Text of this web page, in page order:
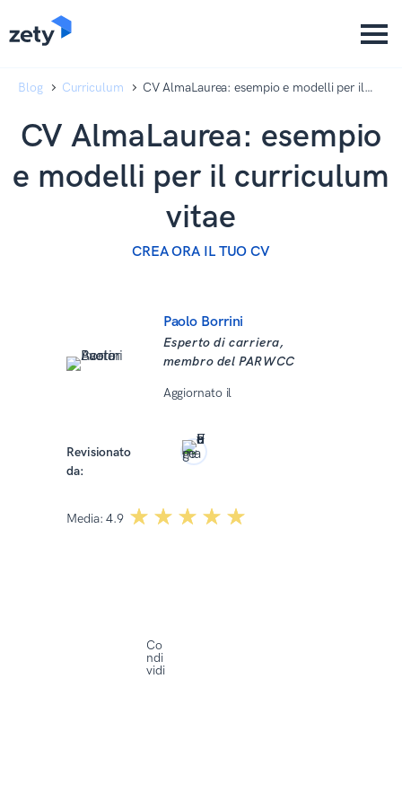
Blog Curriculum
CV AlmaLaurea: esempio e modelli per il
CV AlmaLaurea: esempio
e modelli per il curriculum
vitae
CREA ORA IL TUO CV
Paolo Borrini
Esperto di carriera,
membro del PARWCC
Aggiornato il
Revisionato
da:
Media:4.9 ☆☆☆☆☆
★★★★★
Co
ndi
vidi